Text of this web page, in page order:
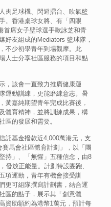
肉足球機、閃避擂台、吹氣籃
。香港桌球女將、有「四眼
首席女子壁球選手歐詠芝和青
好友組成的Mediators 籃球隊，
不少初學青年到場觀摩。此
人士分享社區服務的項目和點
，該會一直致力推廣健康運
運動訓練，更能磨練意志。暑
黃嘉純期望青年完成比賽後，
體育精神，並將訓練成果，構
區的發展和需要。
託基金撥款近4,000萬港元，支
馬會社區體育計劃」，以「團
持」、「無懼」五種信念，由8
發放正能量。計劃特設團跑、
項運動，青年有機會接受訓
更可組隊撰寫計劃書，結合運
區的點子，展示其「創意體
資助額約為港幣1萬元，預計每